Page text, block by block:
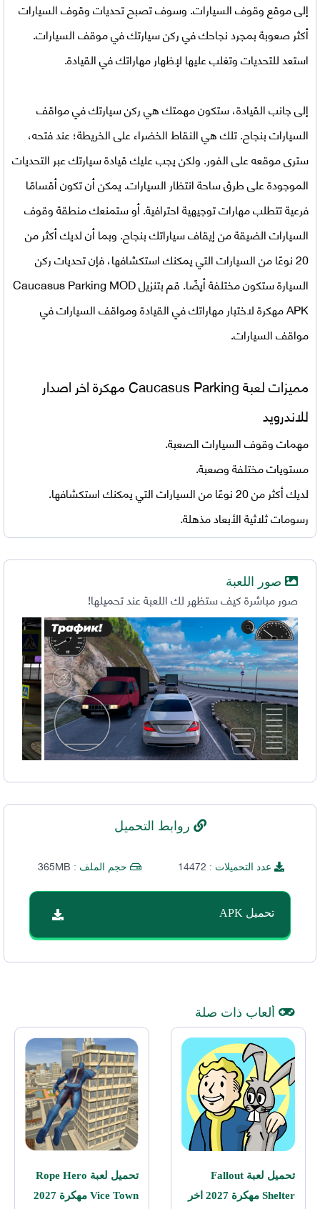
إلى موقع وقوف السيارات. وسوف تصبح تحديات وقوف السيارات
أكثر صعوبة بمجرد نجاحك في ركن سيارتك في موقف السيارات.
استعد للتحديات وتغلب عليها لإظهار مهاراتك في القيادة.
إلى جانب القيادة، ستكون مهمتك هي ركن سيارتك في مواقف
السيارات بنجاح. تلك هي النقاط الخضراء على الخريطة؛ عند فتحه،
سترى موقعه على الفور. ولكن يجب عليك قيادة سيارتك عبر التحديات
الموجودة على طرق ساحة انتظار السيارات. يمكن أن تكون أقسامًا
فرعية تتطلب مهارات توجيهية احترافية. أو ستمنعك منطقة وقوف
السيارات الضيقة من إيقاف سياراتك بنجاح. وبما أن لديك أكثر من
20 نوعًا من السيارات التي يمكنك استكشافها، فإن تحديات ركن
السيارة ستكون مختلفة أيضًا. قم بتنزيلCaucasus Parking MOD
APK مهكرة
لاختبار مهاراتك في القيادة ومواقف السيارات في
مواقف السيارات.
مميزات لعبة
Caucasus Parking مهكرة اخر اصدار
للاندرويد
مهمات وقوف السيارات الصعبة.
مستويات مختلفة وصعبة.
لديك أكثر من 20 نوعًا من السيارات التي يمكنك استكشافها.
رسومات ثلاثية الأبعاد مذهلة.
صور اللعبة
صور مباشرة كيف ستظهر لك اللعبة عند تحميلها!
روابط التحميل
عدد التحميلات : 14472 حجم الملف : 365MB
تحميل APK
ألعاب ذات صلة
تحميل لعبة Fallout
Shelter مهكرة 2027 اخر
تحميل لعبة Rope Hero
Vice Town مهكرة 2027